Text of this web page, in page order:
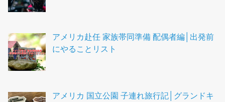
アメリカ赴任 家族帯同準備 配偶者編│出発前
にやることリスト
アメリカ 国立公園 子連れ旅行記│グランドキ